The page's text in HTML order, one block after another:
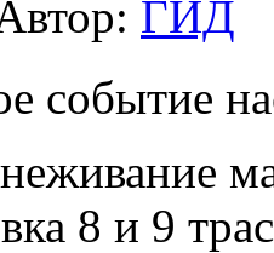
ГИД
событие
8 и 9